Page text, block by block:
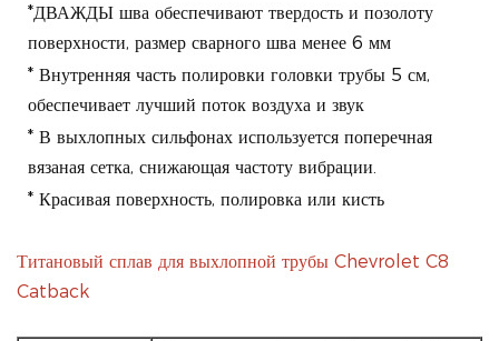
*ДВАЖДЫ шва обеспечивают твердость и позолоту
поверхности, размер сварного шва менее 6 мм
* Внутренняя часть полировки головки трубы 5 см,
обеспечивает лучший поток воздуха и звук
* В выхлопных сильфонах используется поперечная
вязаная сетка, снижающая частоту вибрации.
* Красивая поверхность, полировка или кисть
Титановый сплав для выхлопной трубы Chevrolet C8
Catback